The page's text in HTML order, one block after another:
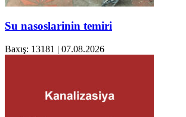
Su nasoslarinin temiri
Baxış: 13181 | 07.08.2026